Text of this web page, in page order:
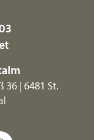
36 | 6481 St.